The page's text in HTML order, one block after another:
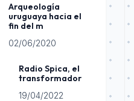
Arqueología
uruguaya hacia el
fin del m
02/06/2020
Radio Spica, el
transformador
19/04/2022